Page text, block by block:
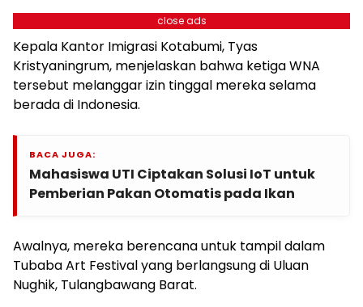
close ads
Kepala Kantor Imigrasi Kotabumi, Tyas
Kristyaningrum, menjelaskan bahwa ketiga WNA
tersebut melanggar izin tinggal mereka selama
berada di Indonesia.
BACA JUGA:
Mahasiswa UTI Ciptakan Solusi IoT untuk
Pemberian Pakan Otomatis pada Ikan
Awalnya, mereka berencana untuk tampil dalam
Tubaba Art Festival yang berlangsung di Uluan
Nughik, Tulangbawang Barat.